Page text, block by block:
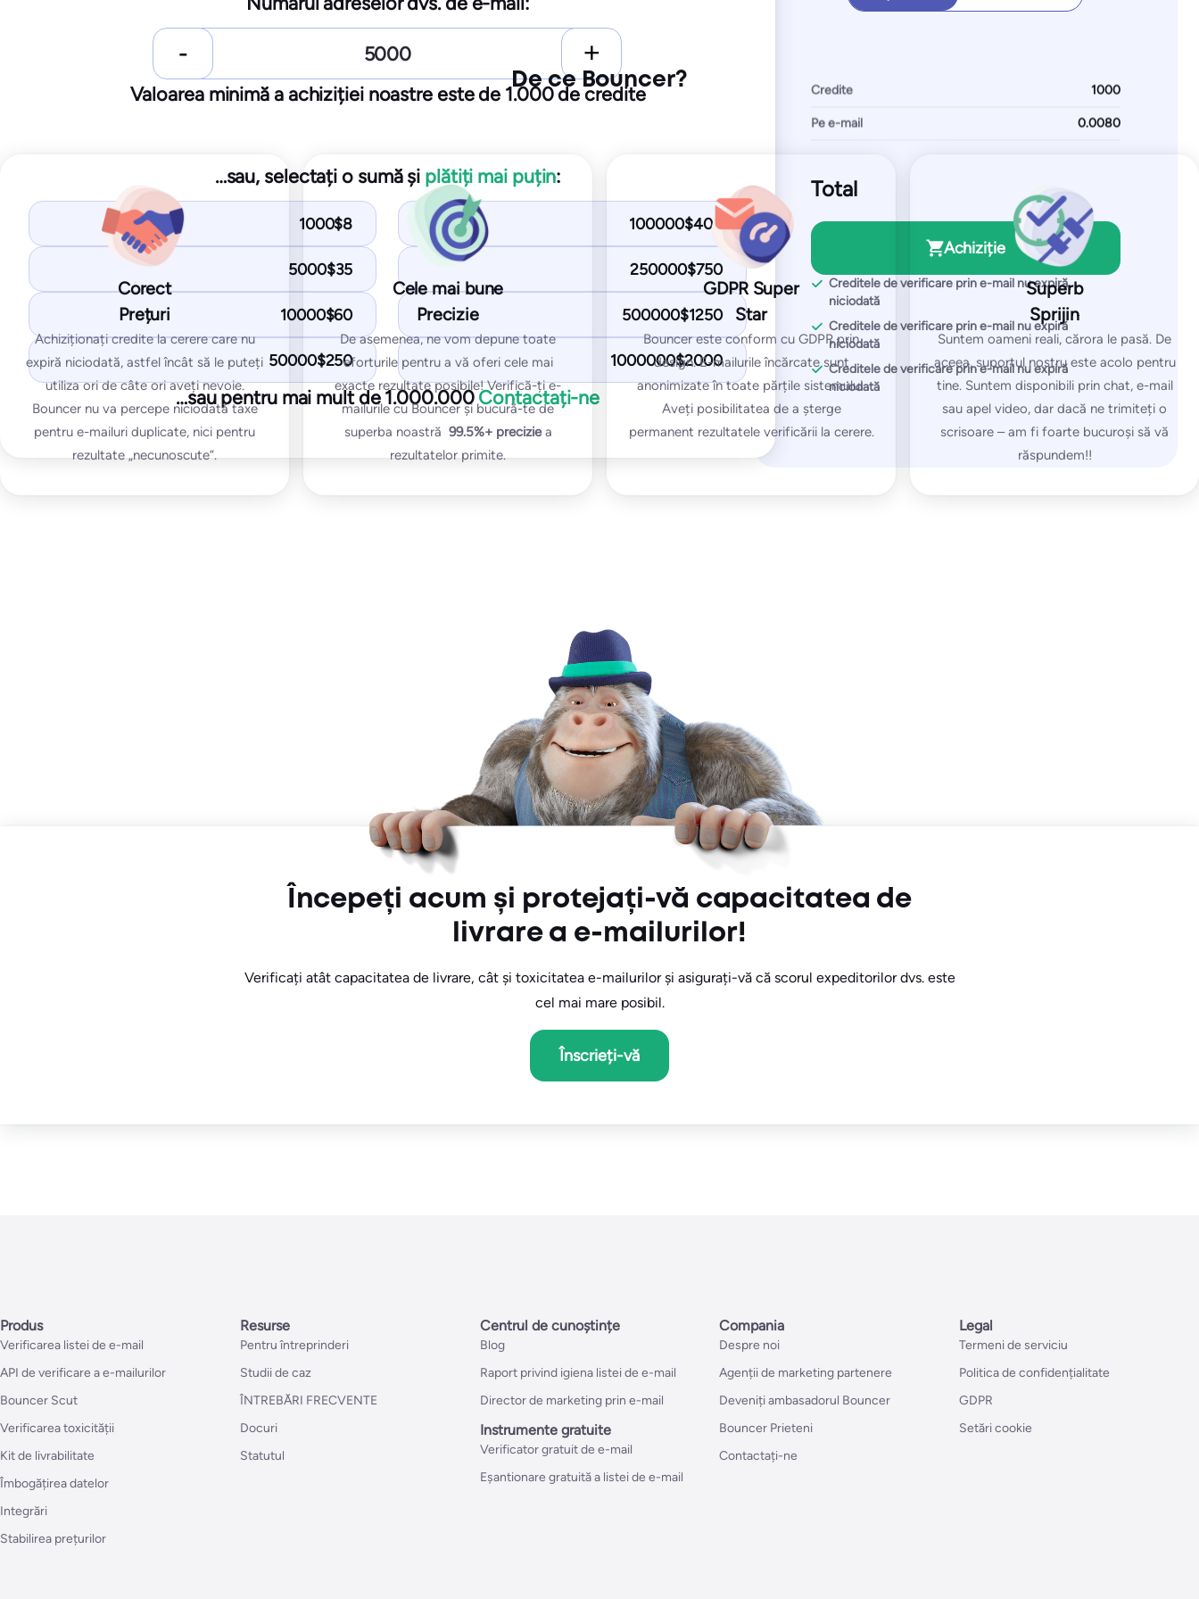
Valoarea minimă a achiziției noastre este de 1.000 de credite
…sau, selectați o sumă și plătiți mai puțin:
1000$8
5000$35
10000$60
50000$250
100000$400
250000$750
500000$1250
1000000$2000
…sau pentru mai mult de 1.000.000Contactați-ne
Credite
Pe e-mail
Total
Achiziție
Creditele de verificare prin e-mail nu expiră
niciodată
Creditele de verificare prin e-mail nu expiră
niciodată
Creditele de verificare prin e-mail nu expiră
niciodată
$/lună
e-mailuri de test
IP-uri / domenii monitorizate
Obțineți cu planul Starter:
Teste de plasare în Inbox
Teste pentru listele de blocare IP și
Teste SPF și DKIM
Testul DMARK
Test SpamAssassin
1.000 de
25IP-uri / domenii monitorizate
Obțineți cu planul Standard:
Teste de plasare în Inbox
Teste pentru listele de blocare IP și
domenii
Teste SPF și DKIM
Testul DMARK
Test SpamAssassin
50IP-uri / domenii monitorizate
Obțineți cu planul Pro:
Teste de plasare în Inbox
Teste pentru listele de blocare IP și
domenii
Teste SPF și DKIM
Test DMARC
Test SpamAssassin
Personalizate
∞ IP-uri / domenii monitorizate
Totul de la Pro plus:
Configurație multi-organizațională
Acorduri personalizate
Manager de cont dedicat
De ce Bouncer?
Corect
Prețuri
Achiziționați credite la cerere care nu
expiră niciodată, astfel încât să le puteți
utiliza ori de câte ori aveți nevoie.
Bouncer nu va percepe niciodată taxe
pentru e-mailuri duplicate, nici pentru
rezultate „necunoscute”.
Cele mai bune
Precizie
De asemenea, ne vom depune toate
eforturile pentru a vă oferi cele mai
exacte rezultate posibile! Verifică-ți e-
mailurile cu Bouncer și bucură-te de
superba noastră 99.5%+ preciziea
rezultatelor primite.
GDPR Super
Star
Bouncer este conform cu GDPR prin
design. E-mailurile încărcate sunt
anonimizate în toate părțile sistemului.
Aveți posibilitatea de a șterge
permanent rezultatele verificării la cerere.
Superb
Sprijin
Suntem oameni reali, cărora le pasă. De
aceea, suportul nostru este acolo pentru
tine. Suntem disponibili prin chat, e-mail
sau apel video, dar dacă ne trimiteți o
scrisoare – am fi foarte bucuroși să vă
răspundem!!
Începeți acum și protejați-vă capacitatea de
livrare a e-mailurilor!
Verificați atât capacitatea de livrare, cât și toxicitatea e-mailurilor și asigurați-vă că scorul expeditorilor dvs. este
cel mai mare posibil.
Înscrieți-vă
Produs
Verificarea listei de e-mail
API de verificare a e-mailurilor
Bouncer Scut
Verificarea toxicității
Kit de livrabilitate
Îmbogățirea datelor
Integrări
Stabilirea prețurilor
Resurse
Pentru întreprinderi
Studii de caz
ÎNTREBĂRI FRECVENTE
Docuri
Statutul
Centrul de cunoștințe
Blog
Raport privind igiena listei de e-mail
Director de marketing prin e-mail
Instrumente gratuite
Verificator gratuit de e-mail
Eșantionare gratuită a listei de e-mail
Compania
Despre noi
Agenții de marketing partenere
Deveniți ambasadorul Bouncer
Bouncer Prieteni
Contactați-ne
Legal
Termeni de serviciu
Politica de confidențialitate
GDPR
Setări cookie